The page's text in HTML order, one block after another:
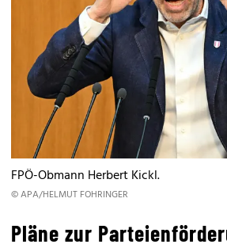
FPÖ-Obmann Herbert Kickl.
© APA/HELMUT FOHRINGER
Pläne zur